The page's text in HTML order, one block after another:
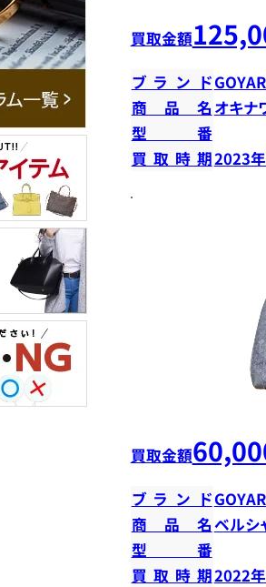
買取金額
ブランド
商品名 オキナ
型番
買取時期2023
買取金額
ブランド
商品名ベルシ
型番
買取時期2022